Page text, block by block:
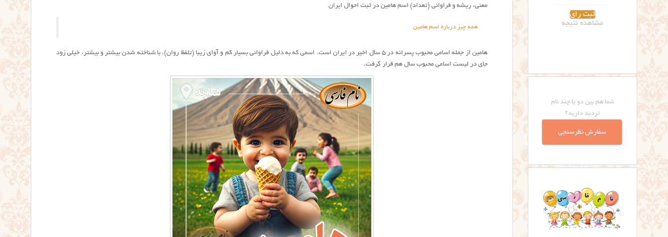
معنی، ریشه و فراوانی (تعداد) اسم هامین در ثبت احوال ایران
همه چیز درباره اسم هامین
هامین از جمله اسامی محبوب پسرانه در ۵ سال اخیر در ایران است. اسمی که به دلیل فراوانی بسیار کم و آوای زیبا (تلفظ روان)، با شناخته شدن بیشتر و بیشتر، خیلی زود
جای در لیست اسامی محبوب سال هم قرار گرفت.
مشاهده نتیجه
شما هم بین دو یا چند نام
تردید دارید؟
سفارش نظرسنجی